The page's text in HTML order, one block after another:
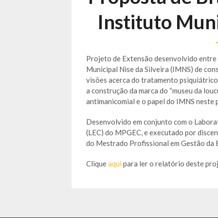
Instituto
Projeto de Extensão desenvolvido
Municipal Nise da Silveira (IMNS) de
visões acerca do tratamento
a construção da marca do “museu da
antimanicomial e o papel do IMNS neste
Desenvolvido em conjunto com o
(LEC) do MPGEC, e executado por
do Mestrado Profissional em Gestão da
Cliqueaqui para ler o relatório deste